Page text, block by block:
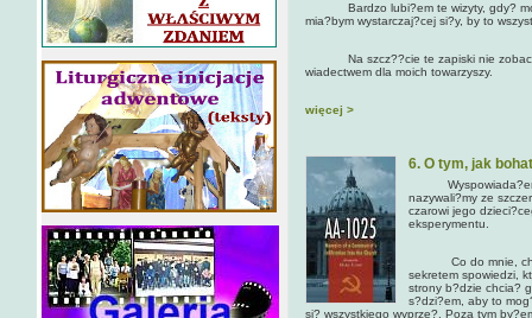
Bardzo lubi?em te wizyty, gdy?
mia?bym wystarczaj?cej si?y, by to
Na szcz??cie te zapiski nie zobacz?
wiadectwem dla moich towarzyszy.
więcej >
6. O tym, jak
Wyspowiada?em
nazywali?my ze
czarowi jego
eksperymentu.
Co do mnie,
sekretem spowiedzi,
strony b?dzie chcia?
s?dzi?em, aby to
si? wszystkiego wyprze?. Poza tym